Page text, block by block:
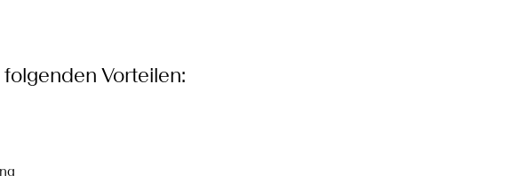
Raffinesse ausstrahlt, kombiniere deinen YAS
ist perfekt, um ein zusammenhängendes und
eine moderne Note und sorgt dafür, dass du dich
stilvoll fühlst, während er eine perfekte Mischung
Vorteilen: